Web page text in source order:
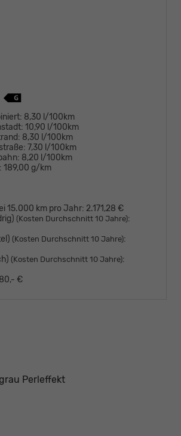
8,30 l/100km
10,90 l/100km
8,30 l/100km
7,30 l/100km
8,20 l/100km
189,00 g/km
15.000 km pro Jahr: 2.171,28 €
(Kosten Durchschnitt 10 Jahre):
(Kosten Durchschnitt 10 Jahre):
(Kosten Durchschnitt 10 Jahre):
€
Perleffekt